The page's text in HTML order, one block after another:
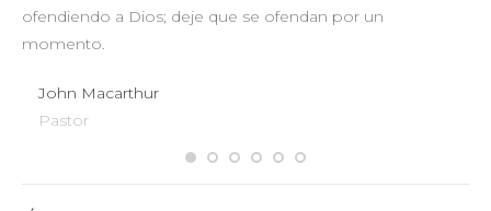
ofendiendo a Dios; deje que se ofendan por un
momento.
John Macarthur
Pastor